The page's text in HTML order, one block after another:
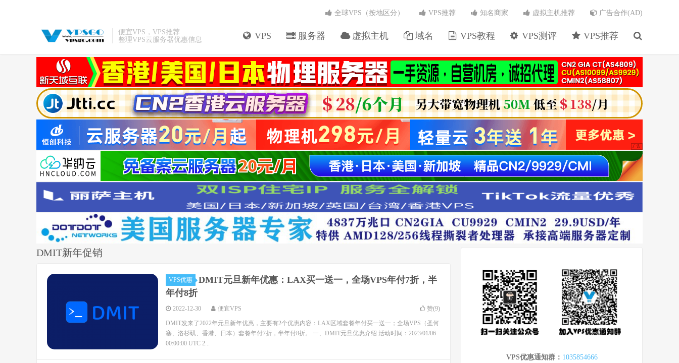
便宜VPS，VPS推荐
整理VPS云服务器优惠信息
VPS 服务器 虚拟主机 域名 VPS教程 VPS测评 VPS推荐
全球VPS（按地区分） VPS推荐 知名商家 虚拟主机推荐 广告合作(AD)
DMIT新年促销
VPS优惠
DMIT元旦新年优惠：LAX买一送一，全场VPS年付7折，半
年付8折
2022-12-30 便宜VPS 赞(9)
DMIT发来了2022年元旦新年优惠，主要有2个优惠内容：LAX区域套餐年付买一送一；全场VPS（圣何
塞、洛杉矶、香港、日本）套餐年付7折，半年付8折。 一、DMIT元旦优惠介绍 活动时间：2023/01/06
00:00:00 UTC 2...
VPS优惠通知群： 1035854666